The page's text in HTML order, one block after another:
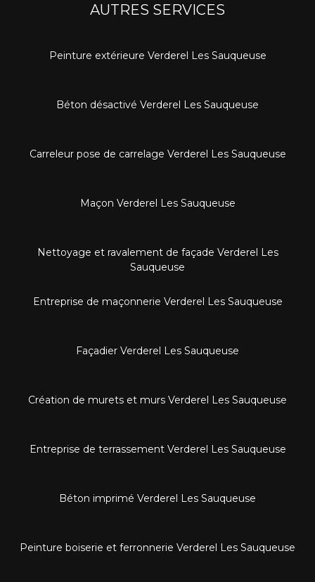
AUTRES SERVICES
Peinture extérieure Verderel Les Sauqueuse
Béton désactivé Verderel Les Sauqueuse
Carreleur pose de carrelage Verderel Les Sauqueuse
Maçon Verderel Les Sauqueuse
Nettoyage et ravalement de façade Verderel Les
Sauqueuse
Entreprise de maçonnerie Verderel Les Sauqueuse
Façadier Verderel Les Sauqueuse
Création de murets et murs Verderel Les Sauqueuse
Entreprise de terrassement Verderel Les Sauqueuse
Béton imprimé Verderel Les Sauqueuse
Peinture boiserie et ferronnerie Verderel Les Sauqueuse